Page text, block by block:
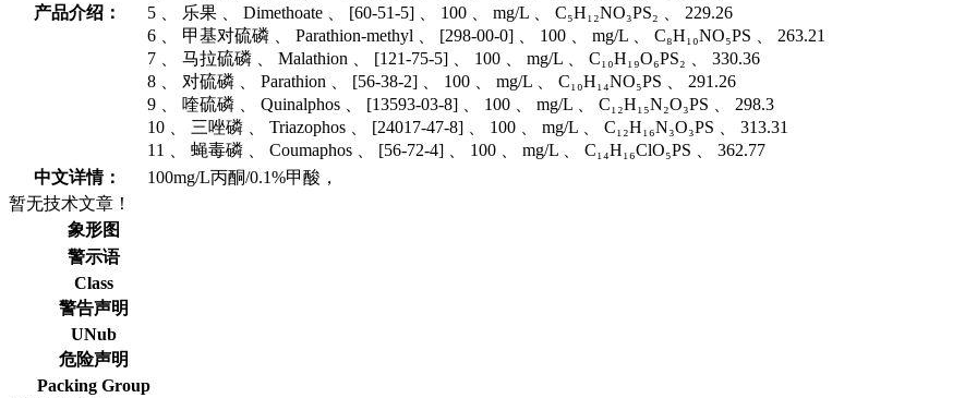
产品介绍：
5 、 乐果 、 Dimethoate 、 [60-51-5] 、 100 、 mg/L 、 C₅H₁₂NO₃PS₂ 、 229.26
6 、 甲基对硫磷 、 Parathion-methyl 、 [298-00-0] 、 100 、 mg/L 、 C₈H₁₀NO₅PS 、 263.21
7 、 马拉硫磷 、 Malathion 、 [121-75-5] 、 100 、 mg/L 、 C₁₀H₁₉O₆PS₂ 、 330.36
8 、 对硫磷 、 Parathion 、 [56-38-2] 、 100 、 mg/L 、 C₁₀H₁₄NO₅PS 、 291.26
9 、 喹硫磷 、 Quinalphos 、 [13593-03-8] 、 100 、 mg/L 、 C₁₂H₁₅N₂O₃PS 、 298.3
10 、 三唑磷 、 Triazophos 、 [24017-47-8] 、 100 、 mg/L 、 C₁₂H₁₆N₃O₃PS 、 313.31
11 、 蝇毒磷 、 Coumaphos 、 [56-72-4] 、 100 、 mg/L 、 C₁₄H₁₆ClO₅PS 、 362.77
中文详情：
100mg/L丙酮/0.1%甲酸，
暂无技术文章！
象形图
警示语
Class
警告声明
UNub
危险声明
Packing Group